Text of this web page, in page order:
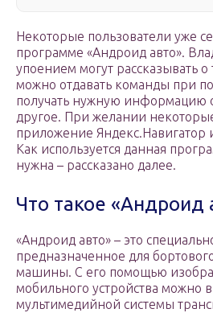
Некоторые пользователи уже
программе «Андроид авто».
упоением могут рассказывать о
можно отдавать команды при
получать нужную информацию
другое. При желании
приложение Яндекс.Навигатор
Как используется данная
нужна – рассказано далее.
Что такое «Андроид
«Андроид авто» – это
предназначенное для
машины. С его помощью
мобильного устройства можно
мультимедийной системы